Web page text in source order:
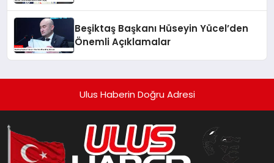
Beşiktaş Başkanı Hüseyin Yücel’den
Önemli Açıklamalar
Ulus Haberin Doğru Adresi